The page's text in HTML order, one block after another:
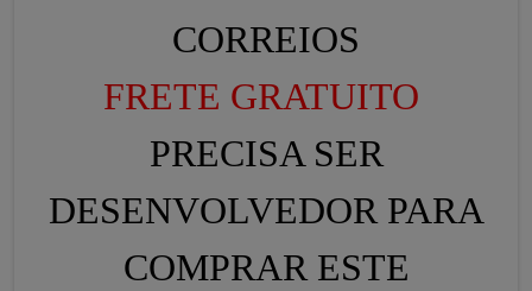
CORREIOS
FRETE GRATUITO
PRECISA SER
DESENVOLVEDOR PARA
COMPRAR ESTE